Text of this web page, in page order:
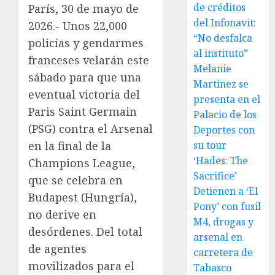
París, 30 de mayo de
2026.- Unos 22,000
policías y gendarmes
franceses velarán este
sábado para que una
eventual victoria del
Paris Saint Germain
(PSG) contra el Arsenal
en la final de la
Champions League,
que se celebra en
Budapest (Hungría),
no derive en
desórdenes. Del total
de agentes
movilizados para el
de créditos
del Infonavit:
“No desfalca
al instituto”
Melanie
Martinez se
presenta en el
Palacio de los
Deportes con
su tour
‘Hades: The
Sacrifice’
Detienen a ‘El
Pony’ con fusil
M4, drogas y
arsenal en
carretera de
Tabasco